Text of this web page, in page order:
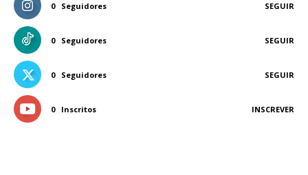
0 Seguidores SEGUIR
0 Seguidores SEGUIR
0 Seguidores SEGUIR
0 Inscritos INSCREVER